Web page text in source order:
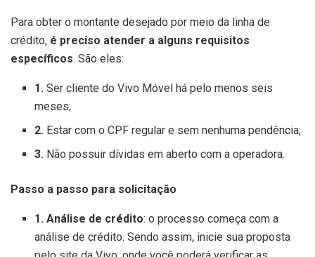
Para obter o montante desejado por meio da linha de
crédito, é preciso atender a alguns requisitos
específicos. São eles:
1.Ser cliente do Vivo Móvel há pelo menos seis
meses;
2. Estar com o CPF regular e sem nenhuma pendência;
3. Não possuir dívidas em aberto com a operadora.
Passo a passo para solicitação
1. Análise de crédito: o processo começa com a
análise de crédito. Sendo assim, inicie sua proposta